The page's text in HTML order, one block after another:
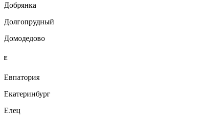
Добрянка
Долгопрудный
Домодедово
Е
Евпатория
Екатеринбург
Елец